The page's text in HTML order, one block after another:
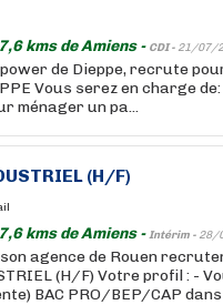
kms de Amiens - CDI - 21/07/
de Dieppe, recrute
Vous serez en charge
ménager un pa...
(H/F)
kms de Amiens -Intérim - 28/
agence de Rouen
(H/F) Votre profil : -
BAC PRO/BEP/CAP dans